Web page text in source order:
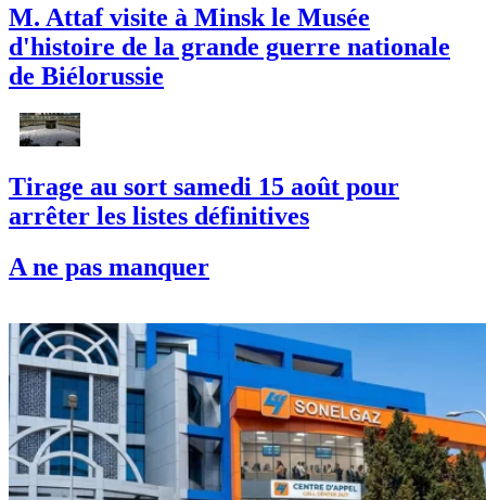
M. Attaf visite à Minsk le Musée
d'histoire de la grande guerre nationale
de Biélorussie
Tirage au sort samedi 15 août pour
arrêter les listes définitives
A ne pas manquer